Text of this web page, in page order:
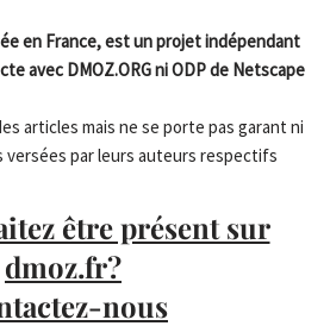
en France, est un projet indépendant
avec DMOZ.ORG ni ODP de Netscape
articles mais ne se porte pas garant ni
versées par leurs auteurs respectifs
être présent sur
dmoz.fr?
nous